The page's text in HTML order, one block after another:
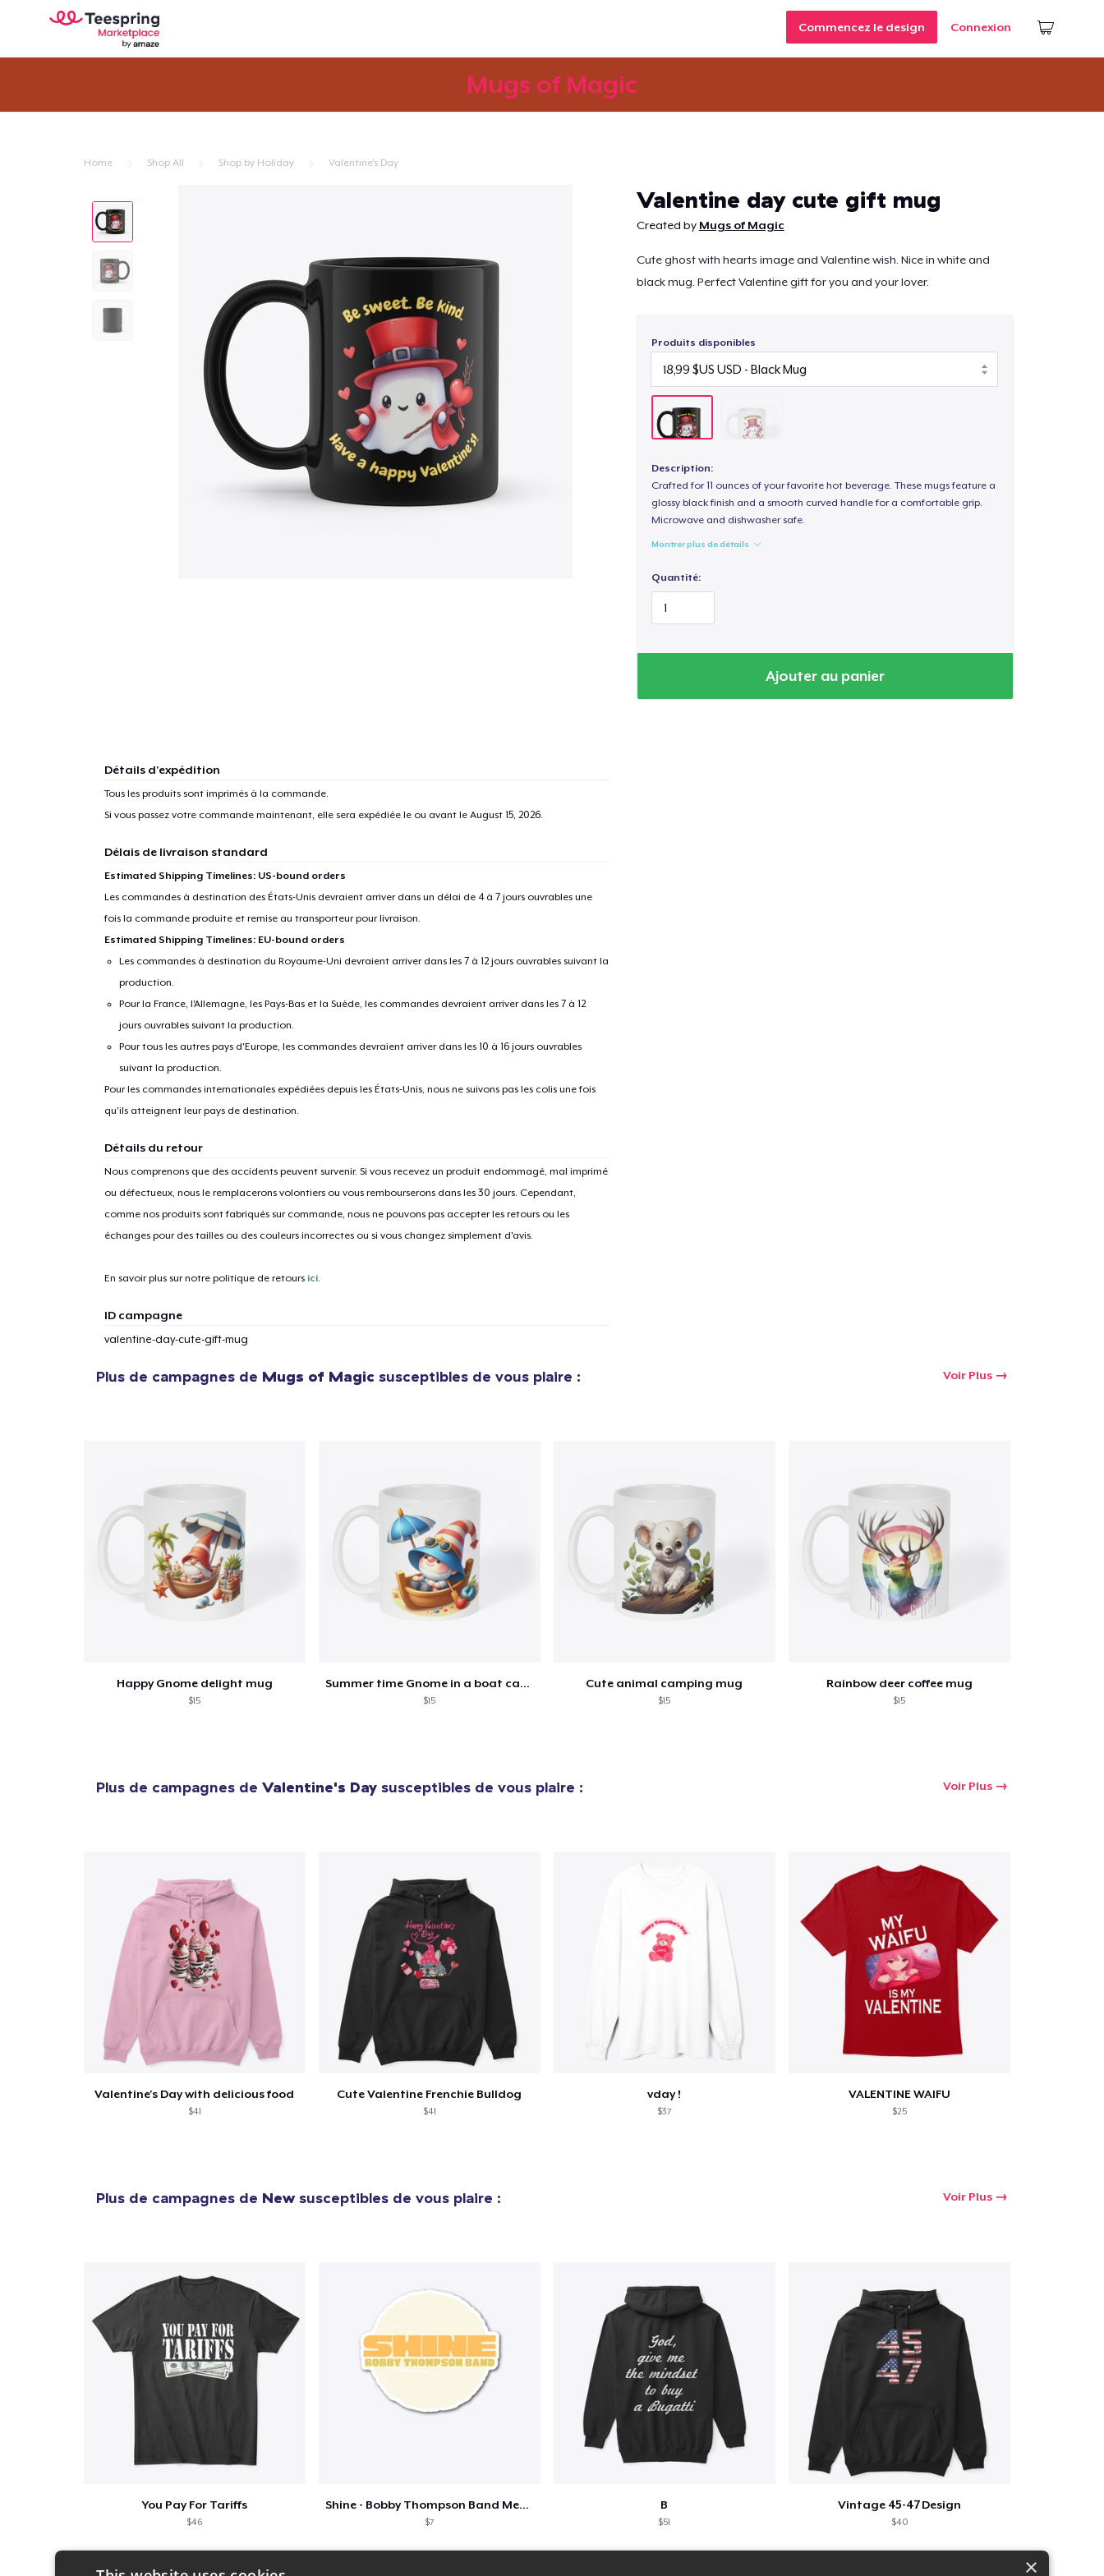
Commencez le design Connexion
Mugs of Magic
Home Shop All Shop by Holiday Valentine's Day
Valentine day cute gift mug
Created by Mugs of Magic
Cute ghost with hearts image and Valentine wish. Nice in white and
black mug. Perfect Valentine gift for you and your lover.
Produits disponibles
Description:
Crafted for 11 ounces of your favorite hot beverage. These mugs feature a
glossy black finish and a smooth curved handle for a comfortable grip.
Microwave and dishwasher safe.
Montrer plus de détails
Quantité:
Ajouter au panier
Détails d'expédition
Tous les produits sont imprimés à la commande.
Si vous passez votre commande maintenant, elle sera expédiée le ou avant le August 15, 2026.
Délais de livraison standard
Estimated Shipping Timelines: US-bound orders
Les commandes à destination des États-Unis devraient arriver dans un délai de 4 à 7 jours ouvrables une
fois la commande produite et remise au transporteur pour livraison.
Estimated Shipping Timelines: EU-bound orders
Les commandes à destination du Royaume-Uni devraient arriver dans les 7 à 12 jours ouvrables suivant la
production.
Pour la France, l'Allemagne, les Pays-Bas et la Suède, les commandes devraient arriver dans les 7 à 12
jours ouvrables suivant la production.
Pour tous les autres pays d'Europe, les commandes devraient arriver dans les 10 à 16 jours ouvrables
suivant la production.
Pour les commandes internationales expédiées depuis les États-Unis, nous ne suivons pas les colis une fois
qu'ils atteignent leur pays de destination.
Détails du retour
Nous comprenons que des accidents peuvent survenir. Si vous recevez un produit endommagé, mal imprimé
ou défectueux, nous le remplacerons volontiers ou vous rembourserons dans les 30 jours. Cependant,
comme nos produits sont fabriqués sur commande, nous ne pouvons pas accepter les retours ou les
échanges pour des tailles ou des couleurs incorrectes ou si vous changez simplement d'avis.
En savoir plus sur notre politique de retours ici.
ID campagne
valentine-day-cute-gift-mug
Plus de campagnes de Mugs of Magic susceptibles de vous plaire : Voir Plus
Happy Gnome delight mug
$15
Summer time Gnome in a boat camp mug
$15
Cute animal camping mug
$15
Rainbow deer coffee mug
$15
Plus de campagnes de Valentine's Day susceptibles de vous plaire : Voir Plus
Valentine's Day with delicious food
$41
Cute Valentine Frenchie Bulldog
$41
vday !
$37
VALENTINE WAIFU
$25
Plus de campagnes de Newsusceptibles de vous plaire : Voir Plus
You Pay For Tariffs
$46
Shine - Bobby Thompson Band Merch
$7
B
$51
Vintage 45-47 Design
$40
Procéder à la
Vérification
Continuer Mes Achats
Black Mug
18,99 $US
×